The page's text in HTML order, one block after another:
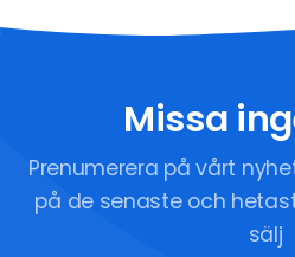
Missa
Prenumerera på vårt
på de senaste och
sälj